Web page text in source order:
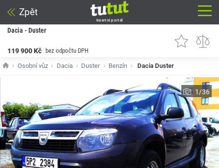
Zpět
Inzertní portál
Dacia - Duster
119 900 Kč bez odpočtu DPH
Osobní vůz Dacia Duster Benzín Dacia Duster
1/36